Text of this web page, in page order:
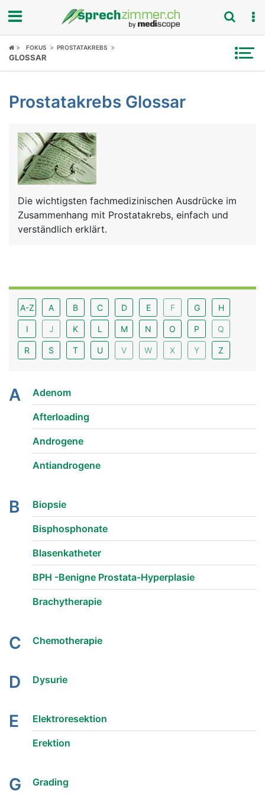
Fokus
Symptome
Untersuchungen
News
Rubriken
FOKUS PROSTATAKREBS
GLOSSAR
Prostatakrebs Glossar
Die wichtigsten fachmedizinischen Ausdrücke im
Zusammenhang mit Prostatakrebs, einfach und
verständlich erklärt.
A-Z A B C D E F G H
I J K L M N O P Q
R S T U V W X Y Z
A Adenom
Afterloading
Androgene
Antiandrogene
B Biopsie
Bisphosphonate
Blasenkatheter
BPH -Benigne Prostata-Hyperplasie
Brachytherapie
C Chemotherapie
D Dysurie
E Elektroresektion
Erektion
G Grading